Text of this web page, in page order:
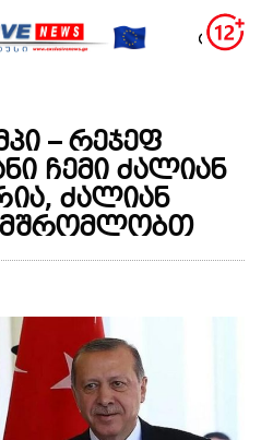
– რეჯეფ
ჩემი ძალიან
ძალიან